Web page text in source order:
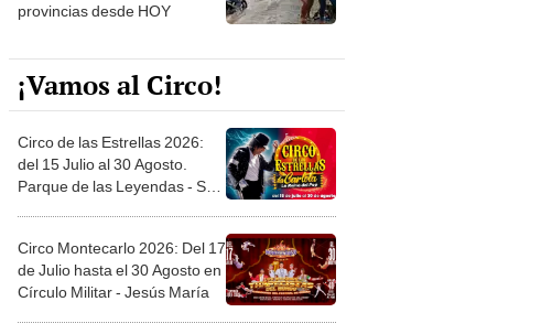
provincias desde HOY
¡Vamos al Circo!
Circo de las Estrellas 2026:
del 15 Julio al 30 Agosto.
Parque de las Leyendas - San
Circo Montecarlo 2026: Del 17
de Julio hasta el 30 Agosto en
Círculo Militar - Jesús María